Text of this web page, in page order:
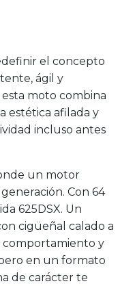
el concepto
ágil y
moto combina
estética afilada y
incluso antes
un motor
Con 64
625DSX. Un
cigüeñal calado a
comportamiento y
en un formato
de carácter te